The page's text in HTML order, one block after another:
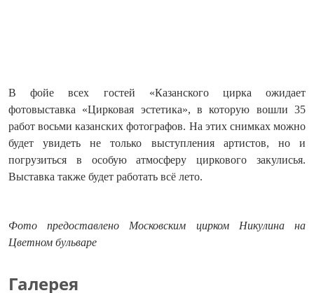
В фойе всех гостей «Казанского цирка ожидает
фотовыставка «Цирковая эстетика», в которую вошли 35
работ восьми казанских фотографов. На этих снимках можно
будет увидеть не только выступления артистов, но и
погрузиться в особую атмосферу циркового закулисья.
Выставка также будет работать всё лето.
Фото предоставлено Московским цирком Никулина на
Цветном бульваре
Галерея